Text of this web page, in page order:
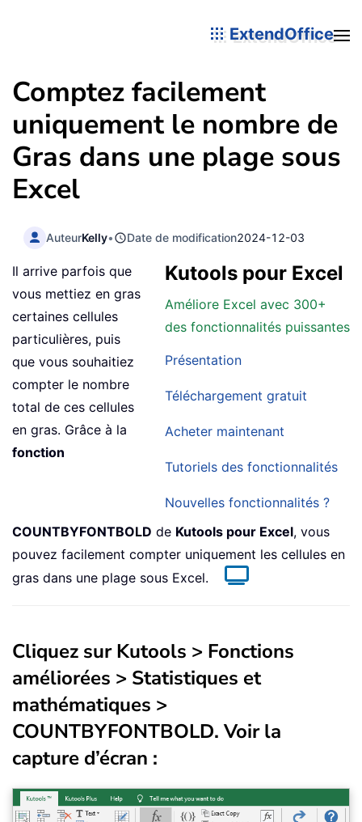
ExtendOffice
Comptez facilement
uniquement le nombre de
Gras dans une plage sous
Excel
AuteurKelly• Date de modification2024-12-03
Kutools pour Excel
Améliore Excel avec 300+
des fonctionnalités puissantes
Présentation
Téléchargement gratuit
Acheter maintenant
Tutoriels des fonctionnalités
Nouvelles fonctionnalités ?
Il arrive parfois que
vous mettiez en gras
certaines cellules
particulières, puis
que vous souhaitiez
compter le nombre
total de ces cellules
en gras. Grâce à la
fonction
COUNTBYFONTBOLD de Kutools pour Excel, vous
pouvez facilement compter uniquement les cellules en
gras dans une plage sous Excel.
Cliquez surKutools > Fonctions
améliorées > Statistiques et
mathématiques >
COUNTBYFONTBOLD. Voir la
capture d’écran :